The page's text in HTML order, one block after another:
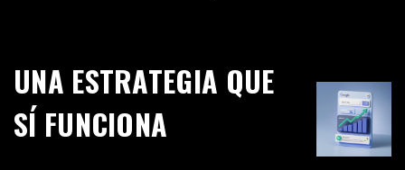
UNA ESTRATEGIA QUE
SÍ FUNCIONA